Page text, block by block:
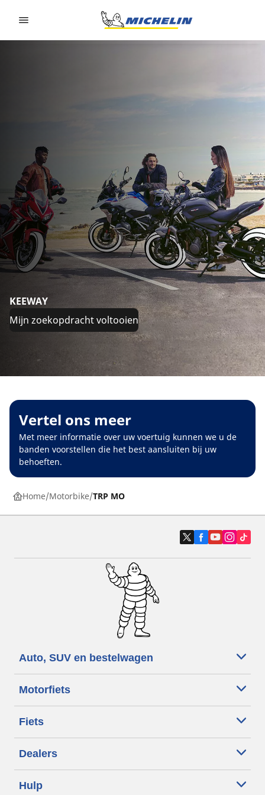
KEEWAY
Mijn zoekopdracht voltooien
Vertel ons meer
Met meer informatie over uw voertuig kunnen we u de
banden voorstellen die het best aansluiten bij uw
behoeften.
Home Motorbike TRP MO
Auto, SUV en bestelwagen
Motorfiets
Fiets
Dealers
Hulp